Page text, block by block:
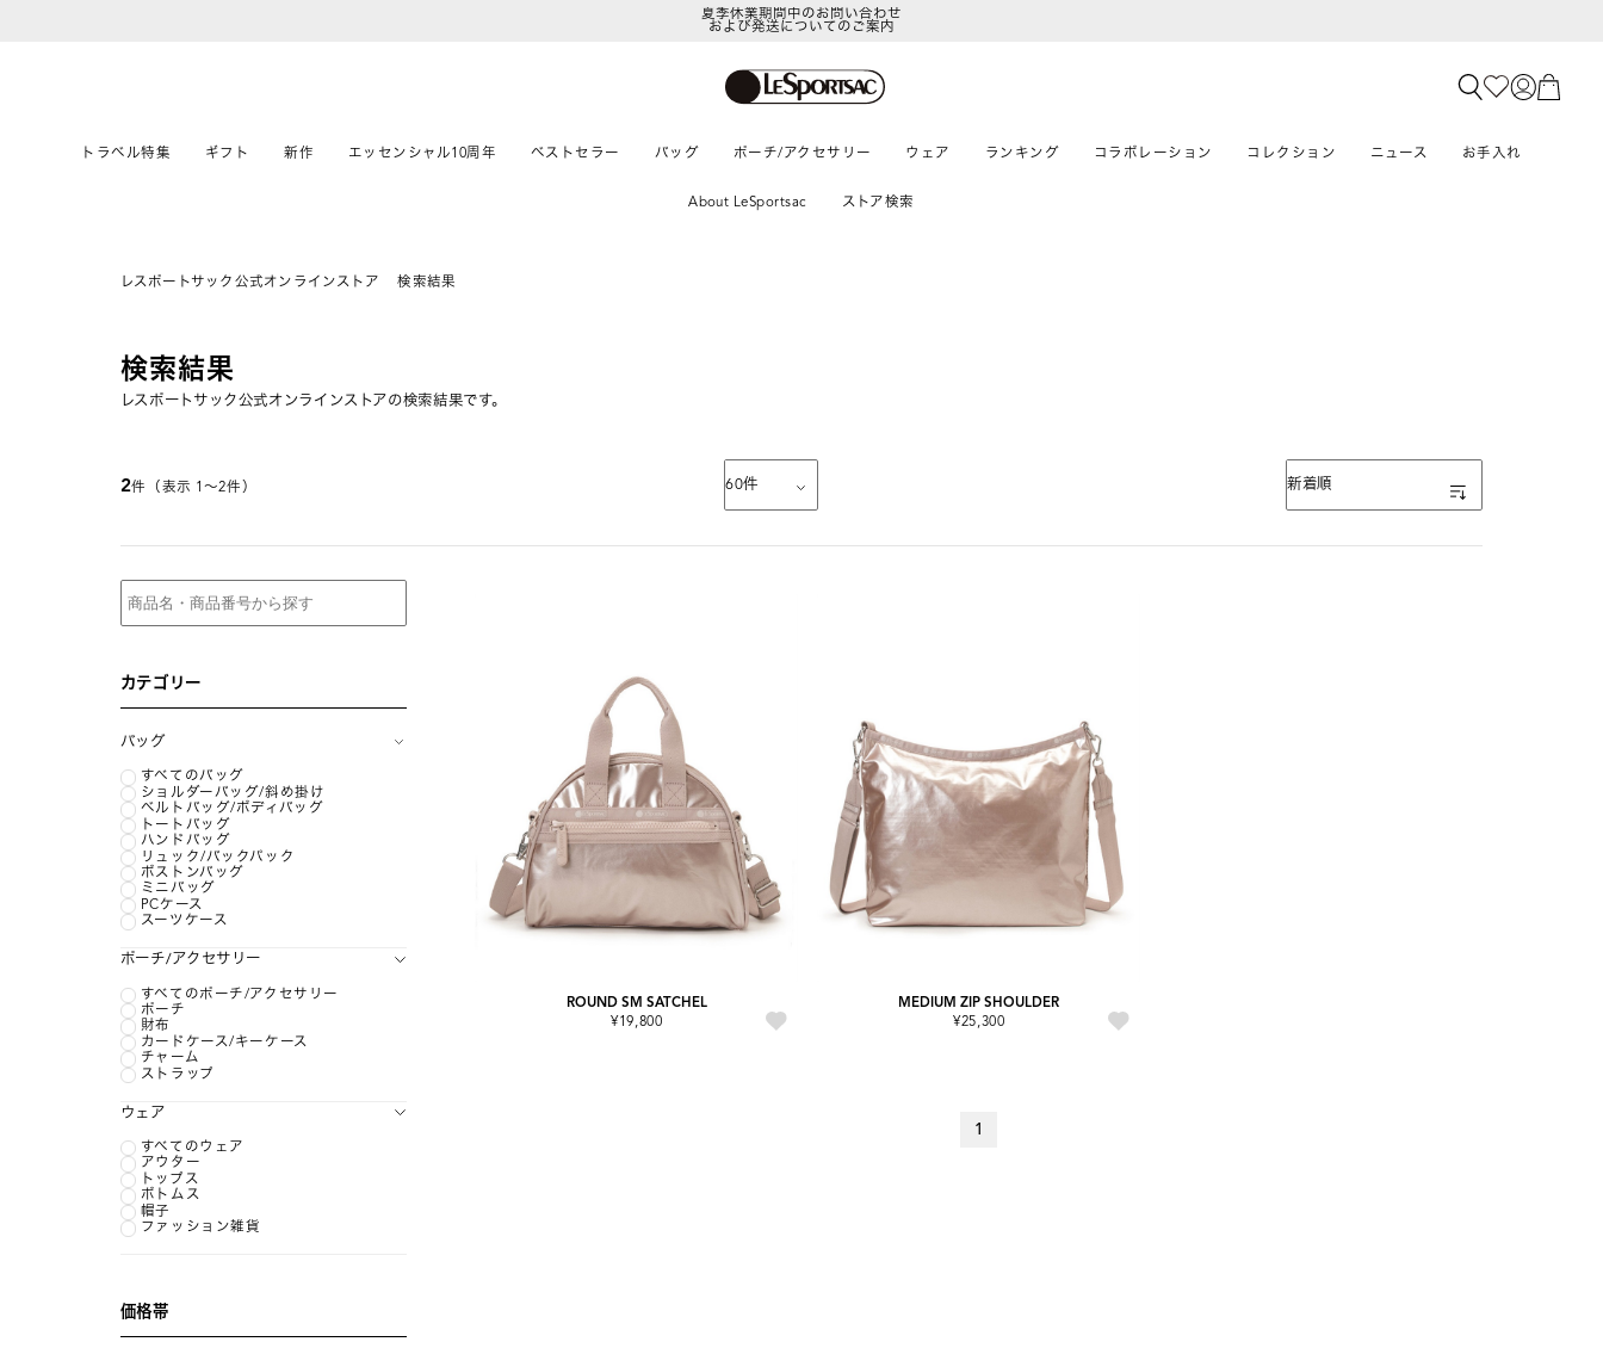
夏季休業期間中のお問い合わせ
および発送についてのご案内
トラベル特集 ギフト 新作 エッセンシャル10周年 ベストセラー バッグ ポーチ/アクセサリー ウェア ランキング コラボレーション コレクション ニュース お手入れ
About LeSportsac ストア検索
レスポートサック公式オンラインストア 検索結果
検索結果
レスポートサック公式オンラインストアの検索結果です。
2件（表示 1〜2件） 60件 表示順
新着順
カテゴリー
バッグ
すべてのバッグ
ショルダーバッグ/斜め掛け
ベルトバッグ/ボディバッグ
トートバッグ
ハンドバッグ
リュック/バックパック
ボストンバッグ
ミニバッグ
PCケース
スーツケース
ポーチ/アクセサリー
すべてのポーチ/アクセサリー
ポーチ
財布
カードケース/キーケース
チャーム
ストラップ
ウェア
すべてのウェア
アウター
トップス
ボトムス
帽子
ファッション雑貨
価格帯
ROUND SM SATCHEL
¥19,800
MEDIUM ZIP SHOULDER
¥25,300
1